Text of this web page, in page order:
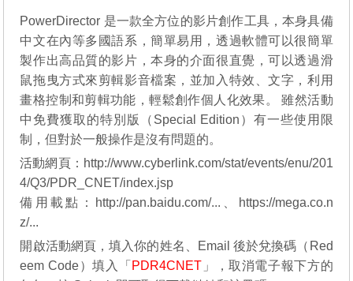
PowerDirector 是一款全方位的影片創作工具，本身具備
中文在內等多國語系，簡單易用，透過軟體可以很簡單
製作出高品質的影片，本身的介面很直覺，可以透過滑
鼠拖曳方式來剪輯影音檔案，並加入特效、文字，利用
畫格控制和剪輯功能，輕鬆創作個人化效果。 雖然活動
中免費獲取的特別版（Special Edition）有一些使用限
制，但對於一般操作是沒有問題的。
活動網頁： http://www.cyberlink.com/stat/events/enu/201
4/Q3/PDR_CNET/index.jsp
備用載點：
http://pan.baidu.com/...
https://mega.co.n
z/...
開啟活動網頁，填入你的姓名、Email 後於兌換碼（Red
eem Code）填入「 PDR4CNET 」，取消電子報下方的